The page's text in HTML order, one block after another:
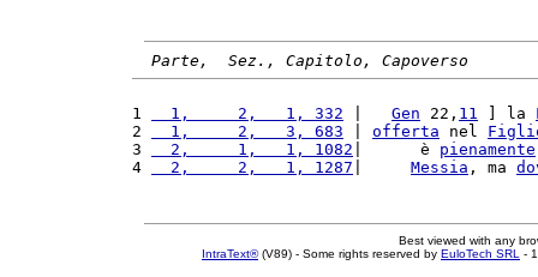
Parte,  Sez., Capitolo, Capoverso
1
  1,     2,   1, 332
Gen 22, 11 ] la
2
  1,     2,   3, 683
offerta nel
3
  2,     1,   1, 1082
|      è pienamente
4
  2,     2,   1, 1287
Messia , ma
Best viewed with any
IntraText®(V89) - Some rights reserved by EuloTech SRL -